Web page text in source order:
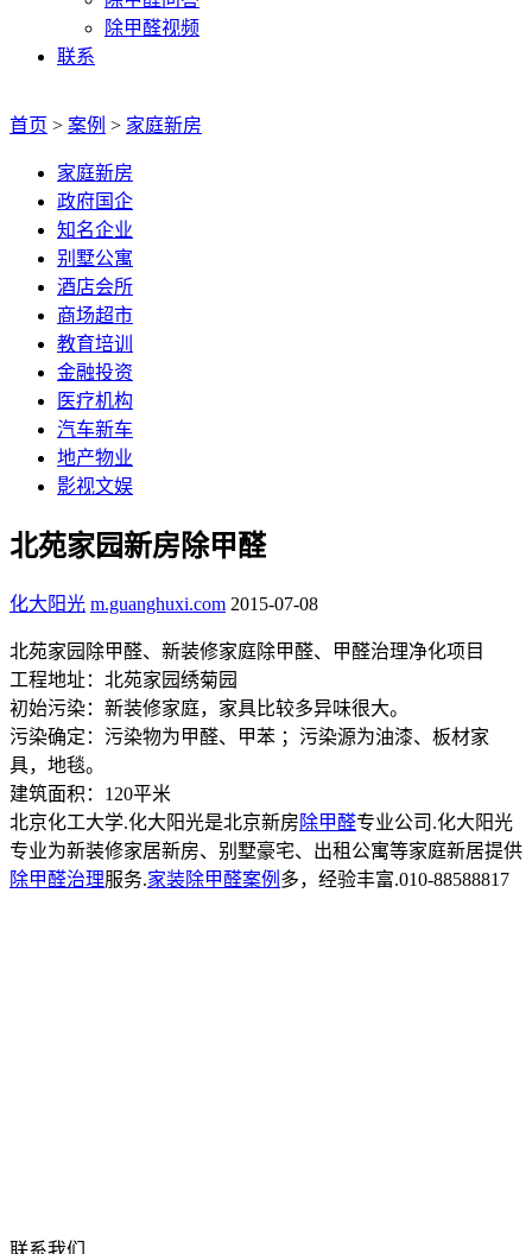
除甲醛视频
联系
首页 > 案例 > 家庭新房
家庭新房
政府国企
知名企业
别墅公寓
酒店会所
商场超市
教育培训
金融投资
医疗机构
汽车新车
地产物业
影视文娱
北苑家园新房除甲醛
化大阳光 m.guanghuxi.com 2015-07-08
北苑家园除甲醛、新装修家庭除甲醛、甲醛治理净化项目
工程地址：北苑家园绣菊园
初始污染：新装修家庭，家具比较多异味很大。
污染确定：污染物为甲醛、甲苯 ；污染源为油漆、板材家
具，地毯。
建筑面积：120平米
北京化工大学.化大阳光是北京新房除甲醛专业公司.化大阳光
专业为新装修家居新房、别墅豪宅、出租公寓等家庭新居提供
除甲醛治理服务.家装除甲醛案例 多，经验丰富.010-88588817
联系我们